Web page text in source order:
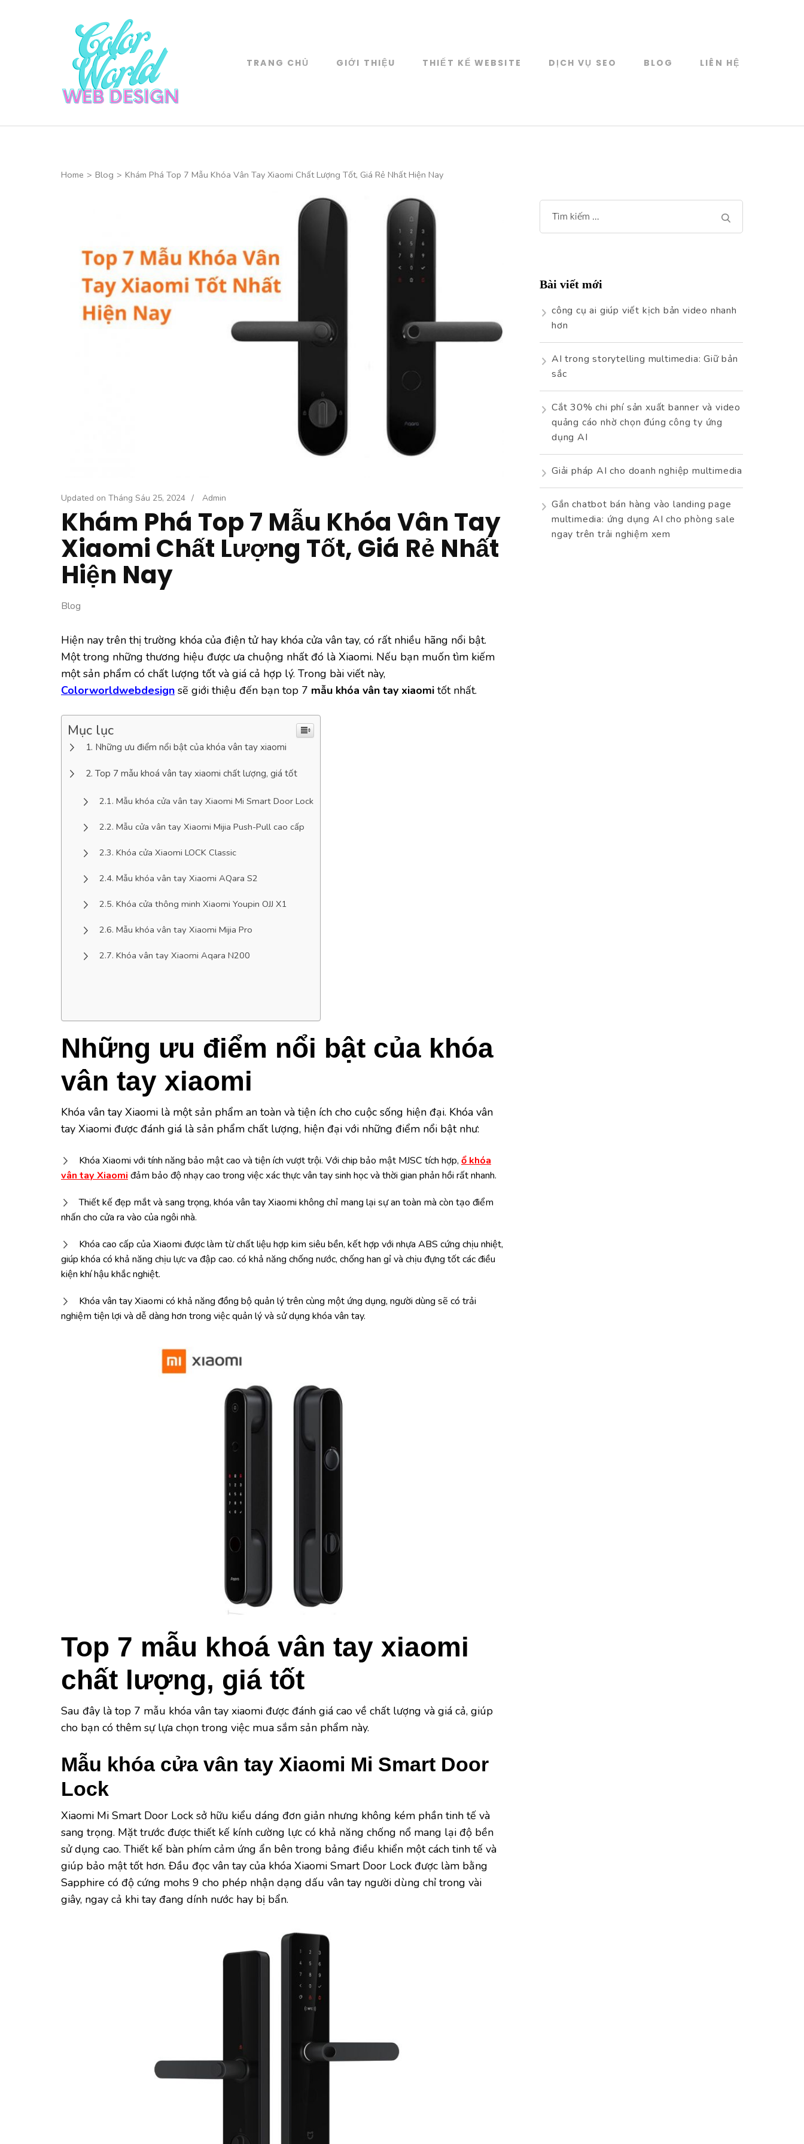
Color World Web Design
TRANG CHỦ GIỚI THIỆU THIẾT KẾ WEBSITE DỊCH VỤ SEO BLOG LIÊN HỆ
Home > Blog > Khám Phá Top 7 Mẫu Khóa Vân Tay Xiaomi Chất Lượng Tốt, Giá Rẻ Nhất Hiện Nay
Updated on Tháng Sáu 25, 2024 / Admin
Khám Phá Top 7 Mẫu Khóa Vân Tay
Xiaomi Chất Lượng Tốt, Giá Rẻ Nhất
Hiện Nay
Blog
Hiện nay trên thị trường khóa của điện tử hay khóa cửa vân tay, có rất nhiều hãng nổi bật.
Một trong những thương hiệu được ưa chuộng nhất đó là Xiaomi. Nếu bạn muốn tìm kiếm
một sản phẩm có chất lượng tốt và giá cả hợp lý. Trong bài viết này,
Colorworldwebdesign sẽ giới thiệu đến bạn top 7 mẫu khóa vân tay xiaomi tốt nhất.
Mục lục
Những ưu điểm nổi bật của khóa vân tay xiaomi
Top 7 mẫu khoá vân tay xiaomi chất lượng, giá tốt
Mẫu khóa cửa vân tay Xiaomi Mi Smart Door Lock
Mẫu cửa vân tay Xiaomi Mijia Push-Pull cao cấp
Khóa cửa Xiaomi LOCK Classic
Mẫu khóa vân tay Xiaomi AQara S2
Khóa cửa thông minh Xiaomi Youpin OJJ X1
Mẫu khóa vân tay Xiaomi Mijia Pro
Khóa vân tay Xiaomi Aqara N200
Những ưu điểm nổi bật của khóa
vân tay xiaomi
Khóa vân tay Xiaomi là một sản phẩm an toàn và tiện ích cho cuộc sống hiện đại. Khóa vân
tay Xiaomi được đánh giá là sản phẩm chất lượng, hiện đại với những điểm nổi bật như:
Khóa Xiaomi với tính năng bảo mật cao và tiện ích vượt trội. Với chip bảo mật MJSC tích hợp, ổ khóa
vân tay Xiaomi đảm bảo độ nhạy cao trong việc xác thực vân tay sinh học và thời gian phản hồi rất nhanh.
Thiết kế đẹp mắt và sang trọng, khóa vân tay Xiaomi không chỉ mang lại sự an toàn mà còn tạo điểm
nhấn cho cửa ra vào của ngôi nhà.
Khóa cao cấp của Xiaomi được làm từ chất liệu hợp kim siêu bền, kết hợp với nhựa ABS cứng chịu nhiệt,
giúp khóa có khả năng chịu lực va đập cao. có khả năng chống nước, chống han gỉ và chịu đựng tốt các điều
kiện khí hậu khắc nghiệt.
Khóa vân tay Xiaomi có khả năng đồng bộ quản lý trên cùng một ứng dụng, người dùng sẽ có trải
nghiệm tiện lợi và dễ dàng hơn trong việc quản lý và sử dụng khóa vân tay.
Top 7 mẫu khoá vân tay xiaomi
chất lượng, giá tốt
Sau đây là top 7 mẫu khóa vân tay xiaomi được đánh giá cao về chất lượng và giá cả, giúp
cho bạn có thêm sự lựa chọn trong việc mua sắm sản phẩm này.
Mẫu khóa cửa vân tay Xiaomi Mi Smart Door
Lock
Xiaomi Mi Smart Door Lock sở hữu kiểu dáng đơn giản nhưng không kém phần tinh tế và
sang trọng. Mặt trước được thiết kế kính cường lực có khả năng chống nổ mang lại độ bền
sử dụng cao. Thiết kế bàn phím cảm ứng ẩn bên trong bảng điều khiển một cách tinh tế và
giúp bảo mật tốt hơn. Đầu đọc vân tay của khóa Xiaomi Smart Door Lock được làm bằng
Sapphire có độ cứng mohs 9 cho phép nhận dạng dấu vân tay người dùng chỉ trong vài
giây, ngay cả khi tay đang dính nước hay bị bẩn.
Tìm
kiếm
Bài viết mới
công cụ ai giúp viết kịch bản video nhanh
hơn
AI trong storytelling multimedia: Giữ bản
sắc
Cắt 30% chi phí sản xuất banner và video
quảng cáo nhờ chọn đúng công ty ứng
dụng AI
Giải pháp AI cho doanh nghiệp multimedia
Gắn chatbot bán hàng vào landing page
multimedia: ứng dụng AI cho phòng sale
ngay trên trải nghiệm xem